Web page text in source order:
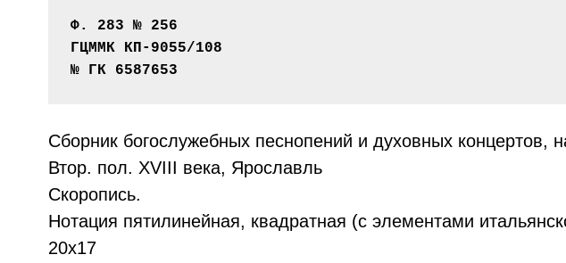
Ф. 283 № 256
ГЦММК КП-9055/108
№ ГК 6587653
Сборник богослужебных песнопений и духовных концертов,
Втор. пол. XVIII века, Ярославль
Скоропись.
Нотация пятилинейная, квадратная (с элементами
20х17